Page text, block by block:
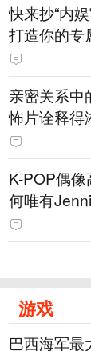
快来抄“内
打造你的专
亲密关系中
怖片诠释得
K-POP偶
何唯有
游戏
巴西海军最